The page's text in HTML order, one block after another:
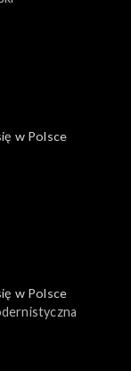
w Polsce
w Polsce